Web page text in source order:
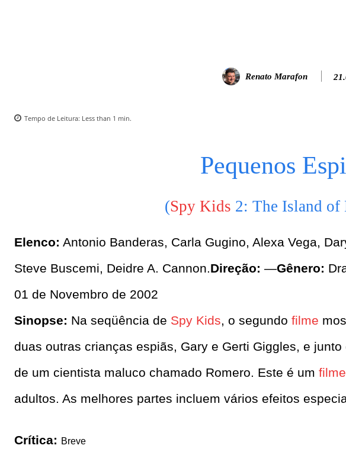
Renato Marafon
Tempo de Leitura: Less than 1 min.
Pequenos
(Spy Kids 2: The Island of
Elenco: Antonio Banderas, Carla Gugino, Alexa Vega,
Steve Buscemi, Deidre A. Cannon.Direção: —Gênero:
01 de Novembro de 2002
Sinopse: Na seqüência de Spy Kids, o segundo filme
duas outras crianças espiãs, Gary e Gerti Giggles, e
de um cientista maluco chamado Romero. Este é um filme
adultos. As melhores partes incluem vários efeitos
Crítica: Breve